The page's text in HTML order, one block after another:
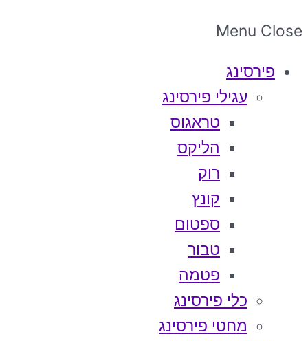
Menu Close
פירסינג
עגילי פירסינג
טראגוס
הליקס
רוק
קונץ
ספטום
טבור
פטמה
כלי פירסינג
מחטי פירסינג